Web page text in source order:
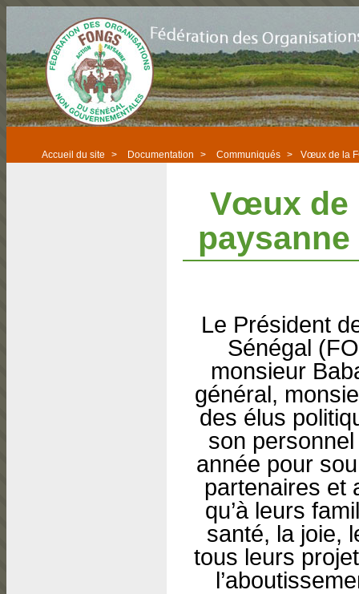
Accueil du site > Documentation > Communiqués > Vœux de la
Vœux de
paysanne
Le Président
Sénégal
monsieur
général,
des élus
son
année pour
partenaires et
qu’à leurs
santé, la joie,
tous leurs